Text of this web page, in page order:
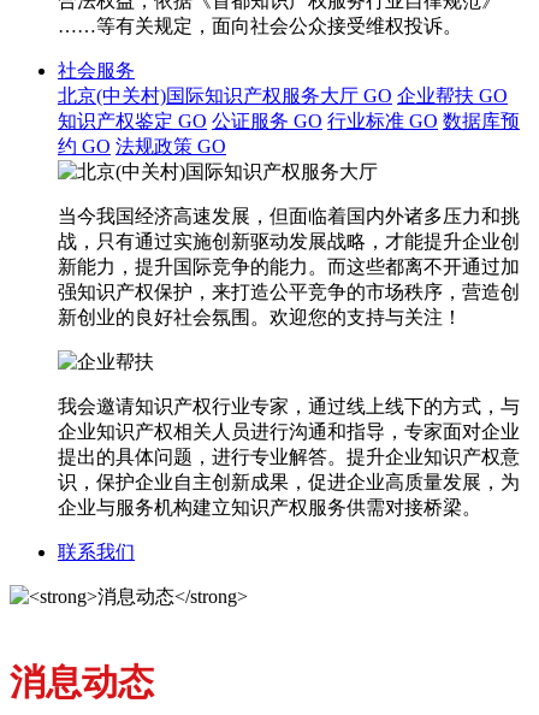
……等有关规定，面向社会公众接受维权投诉。
社会服务
北京(中关村)国际知识产权服务大厅 GO 企业帮扶 GO
知识产权鉴定 GO 公证服务 GO 行业标准 GO 数据库预
约 GO 法规政策 GO
当今我国经济高速发展，但面临着国内外诸多压力和挑
战，只有通过实施创新驱动发展战略，才能提升企业创
新能力，提升国际竞争的能力。而这些都离不开通过加
强知识产权保护，来打造公平竞争的市场秩序，营造创
新创业的良好社会氛围。欢迎您的支持与关注！
我会邀请知识产权行业专家，通过线上线下的方式，与
企业知识产权相关人员进行沟通和指导，专家面对企业
提出的具体问题，进行专业解答。提升企业知识产权意
识，保护企业自主创新成果，促进企业高质量发展，为
企业与服务机构建立知识产权服务供需对接桥梁。
联系我们
消息动态